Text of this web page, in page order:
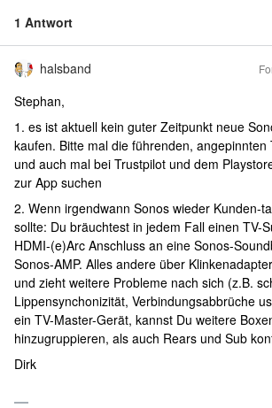
1 Antwort
halsband
Stephan,
1. es ist aktuell kein guter Zeitpunkt neue
kaufen. Bitte mal die führenden, angepinnten
und auch mal bei Trustpilot und dem
zur App suchen
2. Wenn irgendwann Sonos wieder Kunden-
sollte: Du bräuchtest in jedem Fall einen TV-
HDMI-(e)Arc Anschluss an eine Sonos-
Sonos-AMP. Alles andere über
und zieht weitere Probleme nach sich (z.B.
Lippensynchonizität, Verbindungsabbrüche
ein TV-Master-Gerät, kannst Du weitere
hinzugruppieren, als auch Rears und Sub
Dirk